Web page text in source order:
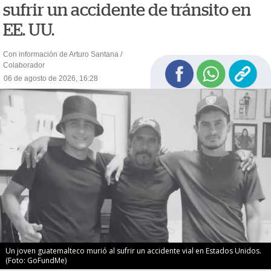
sufrir un accidente de tránsito en
EE. UU.
Con información de Arturo Santana /
Colaborador
06 de agosto de 2026, 16:28
Un joven guatemalteco murió al sufrir un accidente vial en Estados Unidos.
(Foto: GoFundMe)